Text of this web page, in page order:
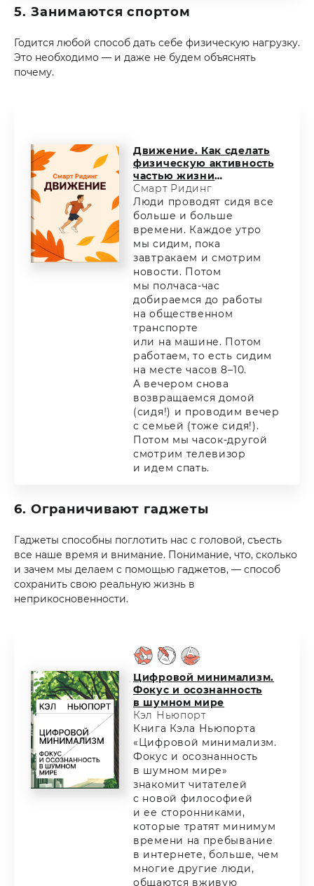
5. Занимаются спортом
Годится любой способ дать себе физическую нагрузку.
Это необходимо — и даже не будем объяснять
почему.
Движение. Как сделать
физическую активность
частью жизни
и не терять форму
Смарт Ридинг
Люди проводят сидя все
больше и больше
времени. Каждое утро
мы сидим, пока
завтракаем и смотрим
новости. Потом
мы полчаса-час
добираемся до работы
на общественном
транспорте
или на машине. Потом
работаем, то есть сидим
на месте часов 8–10.
А вечером снова
возвращаемся домой
(сидя!) и проводим вечер
с семьей (тоже сидя!).
Потом мы часок-другой
смотрим телевизор
и идем спать.
6. Ограничивают гаджеты
Гаджеты способны поглотить нас с головой, съесть
все наше время и внимание. Понимание, что, сколько
и зачем мы делаем с помощью гаджетов, — способ
сохранить свою реальную жизнь в
неприкосновенности.
Цифровой минимализм.
Фокус и осознанность
в шумном мире
Кэл Ньюпорт
Книга Кэла Ньюпорта
«Цифровой минимализм.
Фокус и осознанность
в шумном мире»
знакомит читателей
с новой философией
и ее сторонниками,
которые тратят минимум
времени на пребывание
в интернете, больше, чем
многие другие люди,
общаются вживую